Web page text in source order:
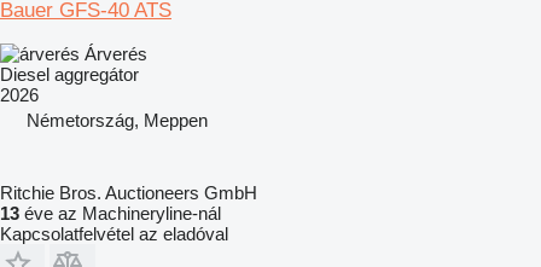
Bauer GFS-40 ATS
Árverés
Diesel aggregátor
2026
Németország, Meppen
Ritchie Bros. Auctioneers GmbH
13 éve az Machineryline-nál
Kapcsolatfelvétel az eladóval